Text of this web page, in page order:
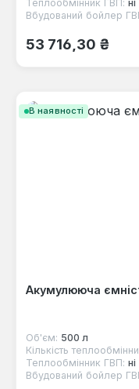
Теплообмінник ГВП: ні
Вбудований бойлер
Звичайна ціна:
53 716,30 ₴
В наявності
Акумулююча
Об'єм: 500 л
Кількість
Теплообмінник ГВП: ні
Вбудований бойлер